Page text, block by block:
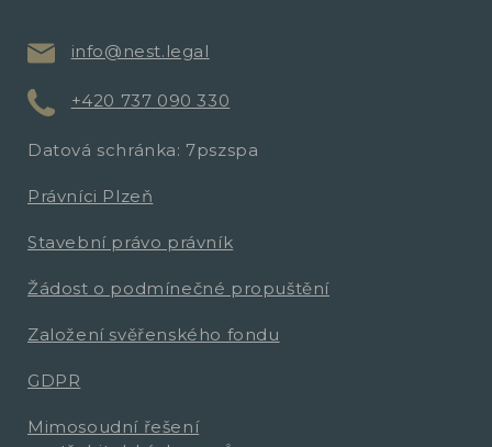
info@nest.legal
+420 737 090 330
Datová schránka: 7pszspa
Právníci Plzeň
Stavební právo právník
Žádost o podmínečné propuštění
Založení svěřenského fondu
GDPR
Mimosoudní řešení